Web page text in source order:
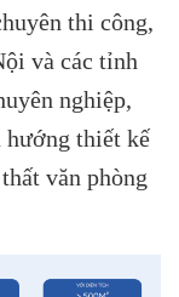
thi công,
và các tỉnh
nghiệp,
hướng thiết kế
văn phòng